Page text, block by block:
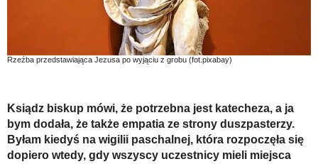
Rzeźba przedstawiająca Jezusa po wyjąciu z grobu (fot.pixabay)
Ksiądz biskup mówi, że potrzebna jest katecheza, a ja
bym dodała, że także empatia ze strony duszpasterzy.
Byłam kiedyś na wigilii paschalnej, która rozpoczęła się
dopiero wtedy, gdy wszyscy uczestnicy mieli miejsca